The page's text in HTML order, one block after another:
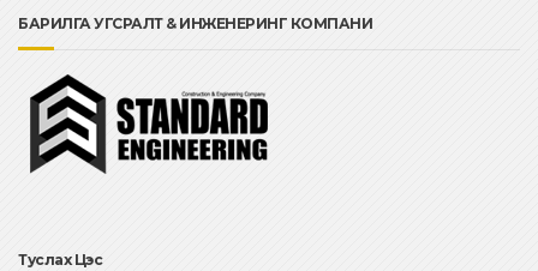
БАРИЛГА УГСРАЛТ & ИНЖЕНЕРИНГ КОМПАНИ
Туслах Цэс